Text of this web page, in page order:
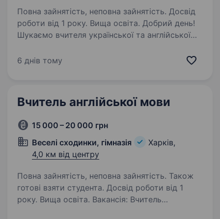
Повна зайнятість, неповна зайнятість. Досвід
роботи від 1 року. Вища освіта. Добрий день!
Шукаємо вчителя української та англійської
(nua.kharkov.ua/uk/licej/prozorist-ta-
6 днів тому
Вчитель англійської мови
15 000 – 20 000 грн
Веселі сходинки, гімназія
Харків,
4,0 км від центру
Повна зайнятість, неповна зайнятість. Також
готові взяти студента. Досвід роботи від 1
року. Вища освіта. Вакансія: Вчитель